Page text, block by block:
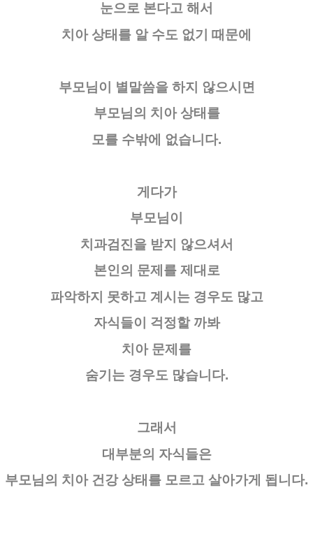
눈으로 본다고 해서
치아 상태를 알 수도 없기 때문에
부모님이 별말씀을 하지 않으시면
부모님의 치아 상태를
모를 수밖에 없습니다.
게다가
부모님이
치과검진을 받지 않으셔서
본인의 문제를 제대로
파악하지 못하고 계시는 경우도 많고
자식들이 걱정할 까봐
치아 문제를
숨기는 경우도 많습니다.
그래서
대부분의 자식들은
부모님의 치아 건강 상태를 모르고 살아가게 됩니다.